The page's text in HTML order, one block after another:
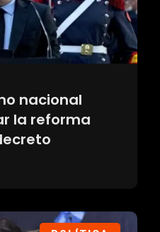
nacional
la reforma